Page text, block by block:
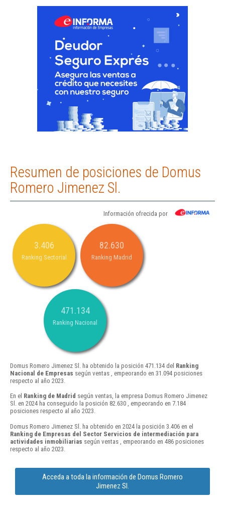
Resumen de posiciones de Domus
Romero Jimenez Sl.
Información ofrecida por
3.406
Ranking Sectorial
82.630
Ranking Madrid
471.134
Ranking Nacional
Domus Romero Jimenez Sl. ha obtenido la posición 471.134 del Ranking
Nacional de Empresas según ventas , empeorando en 31.094 posiciones
respecto al año 2023.
En el Ranking de Madrid según ventas, la empresa Domus Romero Jimenez
Sl. en 2024 ha conseguido la posición 82.630 , empeorando en 7.184
posiciones respecto al año 2023.
Domus Romero Jimenez Sl. ha obtenido en 2024 la posición 3.406 en el
Ranking de Empresas del Sector Servicios de intermediación para
actividades inmobiliarias según ventas , empeorando en 486 posiciones
respecto al año 2023.
Acceda a toda la información de Domus Romero
Jimenez Sl.